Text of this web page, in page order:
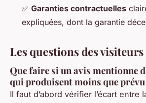
✅ Garanties contractuelles
expliquées, dont la garantie
Les questions des visiteurs
Que faire si un avis mentionne
qui produisent moins que prévu
Il faut d’abord vérifier l’écart entre